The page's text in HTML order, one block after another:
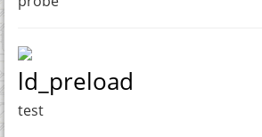
ld_preload
test